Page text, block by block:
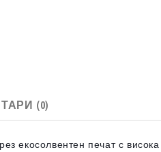
(0)
екосолвентен печат с